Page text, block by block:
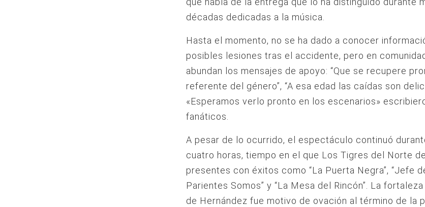
décadas dedicadas a la música.
Hasta el momento, no se ha dado a conocer
posibles lesiones tras el accidente, pero en
abundan los mensajes de apoyo: “Que se recupere
referente del género”, “A esa edad las caídas son
«Esperamos verlo pronto en los escenarios»
fanáticos.
A pesar de lo ocurrido, el espectáculo continuó
cuatro horas, tiempo en el que Los Tigres del Norte
presentes con éxitos como “La Puerta Negra”, “Jefe
Parientes Somos” y “La Mesa del Rincón”. La
de Hernández fue motivo de ovación al término de la